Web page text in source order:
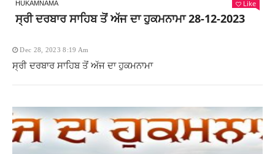
HUKAMNAMA Like
ਸ੍ਰੀ ਦਰਬਾਰ ਸਾਹਿਬ ਤੋਂ ਅੱਜ ਦਾ ਹੁਕਮਨਾਮਾ 28-12-2023
Dec 28, 2023 8:19 Am
ਸ੍ਰੀ ਦਰਬਾਰ ਸਾਹਿਬ ਤੋਂ ਅੱਜ ਦਾ ਹੁਕਮਨਾਮਾ